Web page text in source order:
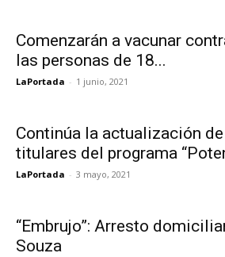
Comenzarán a vacunar
las personas de 18...
LaPortada - 1 junio, 2021
Continúa la actualización
titulares del programa
LaPortada - 3 mayo, 2021
“Embrujo”: Arresto
Souza